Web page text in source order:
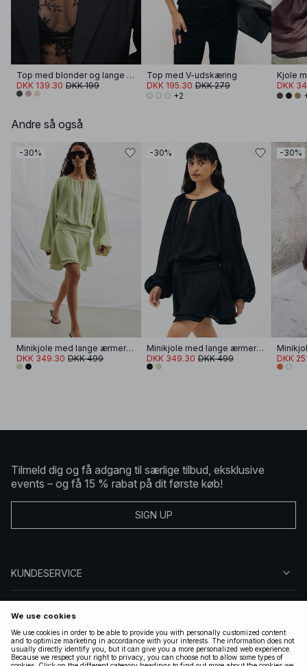
Top med blonder og lange ærmer
DKK 139.30 DKK 199
Top med V-udskæring
DKK 195.30 DKK 279
+2
DKK
Andre så også
-30%
Minikjole med lange ærmer og nøglehul
DKK 349.30 DKK 499
-30%
Minikjole med lange ærmer og nøglehul
DKK 349.30 DKK 499
-30%
DKK
Tilmeld dig og få adgang til særlige tilbud, eksklusive
events – og få 15 % rabat på dit første køb!
SIGN UP
KUNDESERVICE
FØLG OS